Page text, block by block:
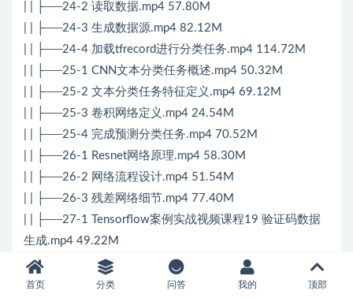
| | ├──24-2 读取数据.mp4 57.80M
| | ├──24-3 生成数据源.mp4 82.12M
| | ├──24-4 加载tfrecord进行分类任务.mp4 114.72M
| | ├──25-1 CNN文本分类任务概述.mp4 50.32M
| | ├──25-2 文本分类任务特征定义.mp4 69.12M
| | ├──25-3 卷积网络定义.mp4 24.54M
| | ├──25-4 完成预测分类任务.mp4 70.52M
| | ├──26-1 Resnet网络原理.mp4 58.30M
| | ├──26-2 网络流程设计.mp4 51.54M
| | ├──26-3 残差网络细节.mp4 77.40M
| | ├──27-1 Tensorflow案例实战视频课程19 验证码数据
生成.mp4 49.22M
| | ├──27-2 Tensorflow案例实战视频课程20 构造网络的
输入数据和标签.mp4 50.64M
首页 分类 问答 我的 顶部